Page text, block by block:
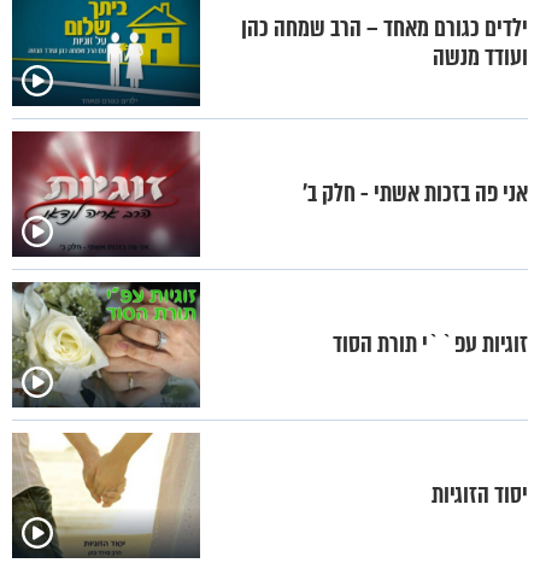
ילדים כגורם מאחד – הרב שמחה כהן
ועודד מנשה
אני פה בזכות אשתי - חלק ב’
זוגיות עפ``י תורת הסוד
יסוד הזוגיות